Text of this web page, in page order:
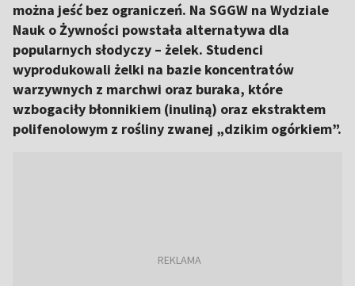
można jeść bez ograniczeń. Na SGGW na Wydziale
Nauk o Żywności powstała alternatywa dla
popularnych słodyczy – żelek. Studenci
wyprodukowali żelki na bazie koncentratów
warzywnych z marchwi oraz buraka, które
wzbogaciły błonnikiem (inuliną) oraz ekstraktem
polifenolowym z rośliny zwanej „dzikim ogórkiem”.